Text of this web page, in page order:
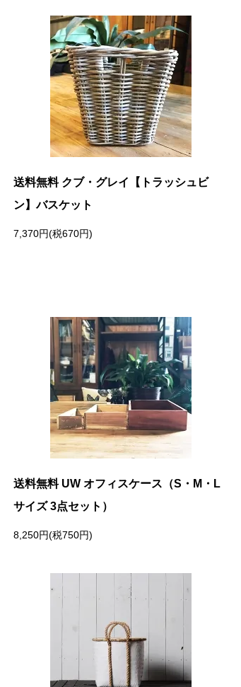
送料無料 クブ・グレイ【トラッシュビ
ン】バスケット
7,370円(税670円)
送料無料 UW オフィスケース（S・M・L
サイズ 3点セット）
8,250円(税750円)